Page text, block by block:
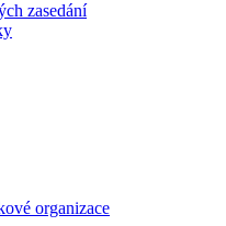
zasedání
organizace